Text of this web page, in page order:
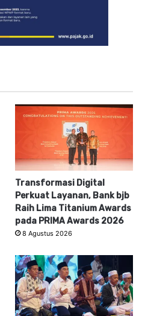
Transformasi Digital
Perkuat Layanan, Bank bjb
Raih Lima Titanium Awards
pada PRIMA Awards 2026
8 Agustus 2026